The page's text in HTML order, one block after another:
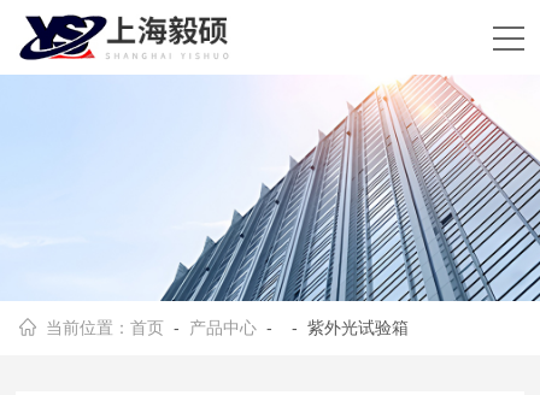
当前位置：首页 - 产品中心 - - 紫外光试验箱